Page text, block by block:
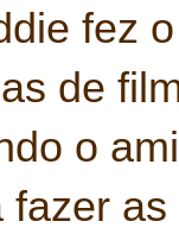
fez
de
o
fazer